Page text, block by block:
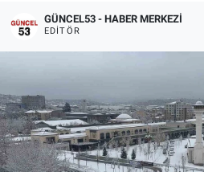
GÜNCEL53 - HABER MERKEZI
EDITÖR